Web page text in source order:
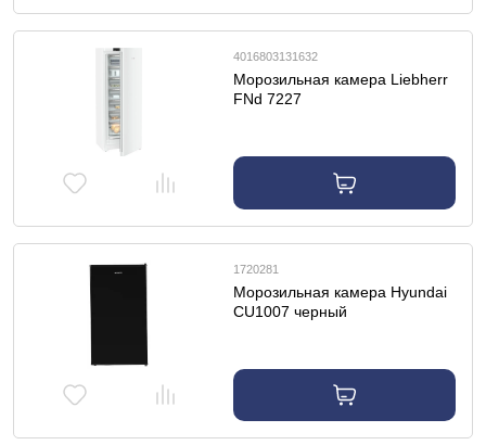
4016803131632
Морозильная камера Liebherr
FNd 7227
1720281
Морозильная камера Hyundai
CU1007 черный